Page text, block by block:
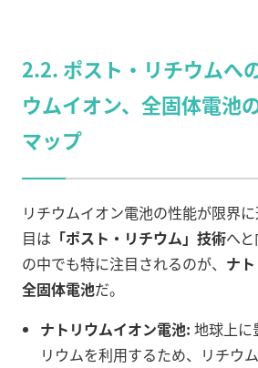
2.2. ポスト・リチウムへ
ウムイオン、全固体電池
マップ
リチウムイオン電池の性能が限界
目は 「ポスト・リチウム」技術へ
の中でも特に注目されるのが、 ナ
全固体電池だ。
ナトリウムイオン電池: 地球上に
リウムを利用するため、リチウ